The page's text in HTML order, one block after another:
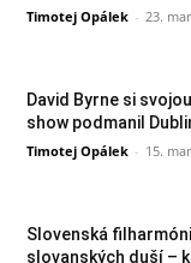
Timotej Opálek - 23.
David Byrne si
show podmanil
Timotej Opálek - 15.
Slovenská
slovanských duší –